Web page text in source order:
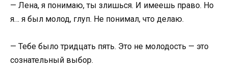
— Лена, я понимаю, ты злишься. И имеешь право. Но
я… я был молод, глуп. Не понимал, что делаю.
— Тебе было тридцать пять. Это не молодость — это
сознательный выбор.